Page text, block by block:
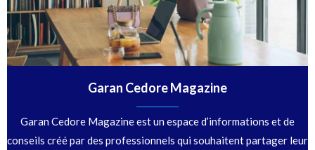
Garan Cedore Magazine
Garan Cedore Magazine est un espace d’informations et de
conseils créé par des professionnels qui souhaitent partager leur